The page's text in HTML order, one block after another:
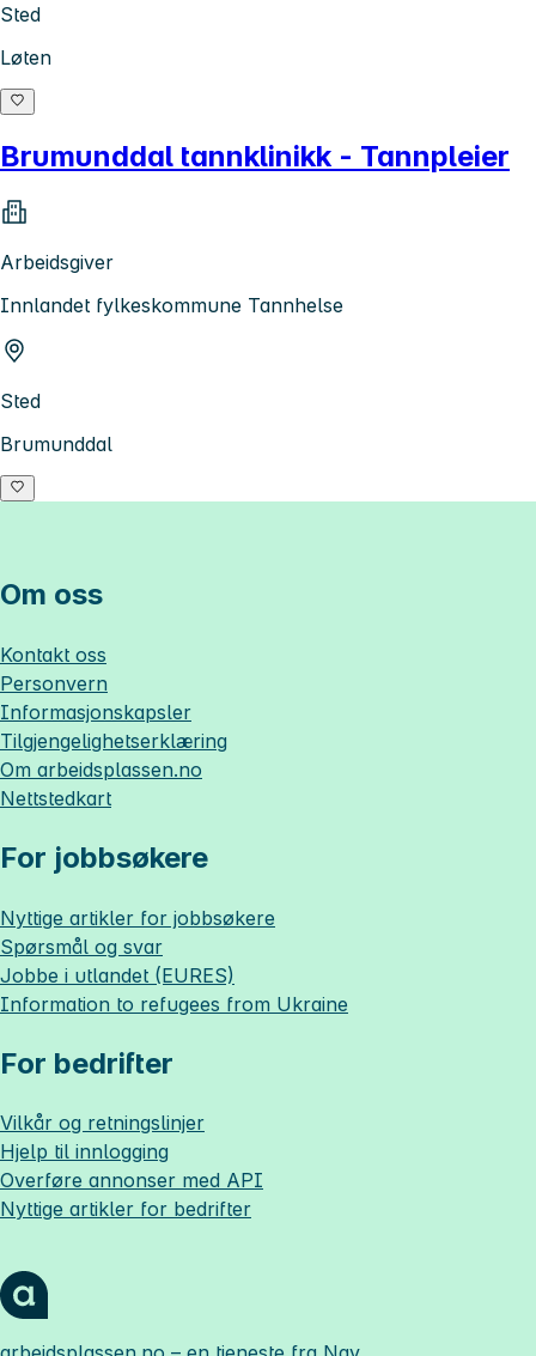
Sted
Løten
Brumunddal tannklinikk - Tannpleier
Arbeidsgiver
Innlandet fylkeskommune Tannhelse
Sted
Brumunddal
Om oss
Kontakt oss
Personvern
Informasjonskapsler
Tilgjengelighetserklæring
Om arbeidsplassen.no
Nettstedkart
For jobbsøkere
Nyttige artikler for jobbsøkere
Spørsmål og svar
Jobbe i utlandet (EURES)
Information to refugees from Ukraine
For bedrifter
Vilkår og retningslinjer
Hjelp til innlogging
Overføre annonser med API
Nyttige artikler for bedrifter